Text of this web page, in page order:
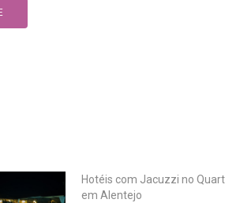
Hotéis com Jacuzzi no
em Alentejo